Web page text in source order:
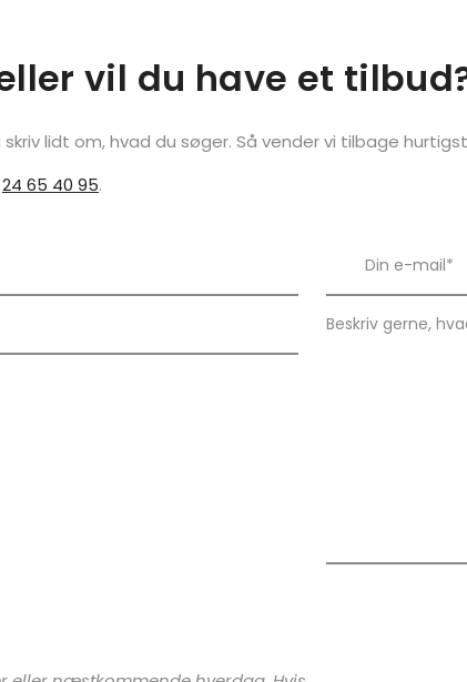
vil du have et
lidt om, hvad du søger. Så vender vi tilbage
24 65 40 95.